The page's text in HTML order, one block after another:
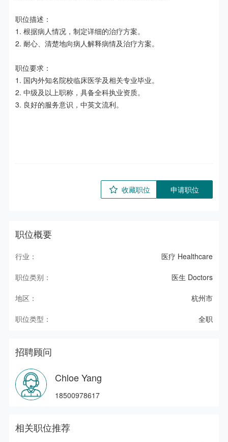
职位描述：
1. 根据病人情况，制定详细的治疗方案。
2. 耐心、清楚地向病人解释病情及治疗方案。
职位要求：
1. 国内外知名院校临床医学及相关专业毕业。
2. 中级及以上职称，具备全科执业资质。
3. 良好的服务意识，中英文流利。
收藏职位 申请职位
职位概要
行业： 医疗 Healthcare
职位类别： 医生 Doctors
地区： 杭州市
职位类型： 全职
招聘顾问
Chloe Yang
18500978617
相关职位推荐